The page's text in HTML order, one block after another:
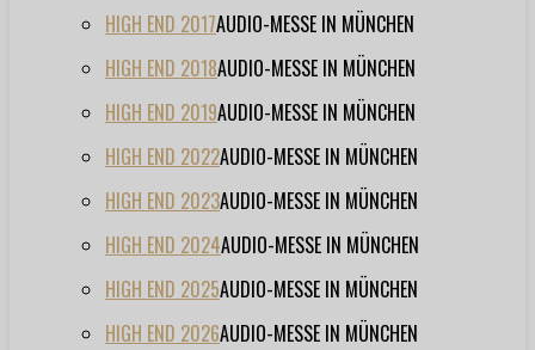
HIGH END 2017AUDIO-MESSE IN MÜNCHEN
HIGH END 2018AUDIO-MESSE IN MÜNCHEN
HIGH END 2019AUDIO-MESSE IN MÜNCHEN
HIGH END 2022AUDIO-MESSE IN MÜNCHEN
HIGH END 2023AUDIO-MESSE IN MÜNCHEN
HIGH END 2024AUDIO-MESSE IN MÜNCHEN
HIGH END 2025AUDIO-MESSE IN MÜNCHEN
HIGH END 2026AUDIO-MESSE IN MÜNCHEN